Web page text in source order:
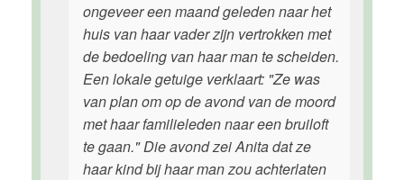
ongeveer een maand geleden naar het
huis van haar vader zijn vertrokken met
de bedoeling van haar man te scheiden.
Een lokale getuige verklaart: "Ze was
van plan om op de avond van de moord
met haar familieleden naar een bruiloft
te gaan." Die avond zei Anita dat ze
haar kind bij haar man zou achterlaten